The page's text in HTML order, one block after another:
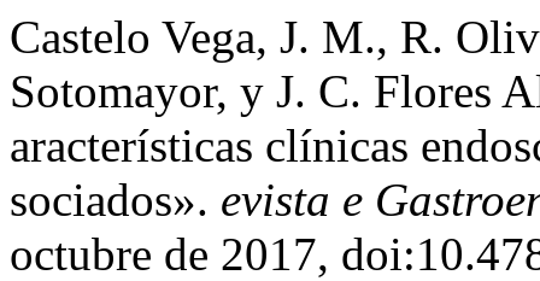
Castelo Vega, J. M., R.
Sotomayor, y J. C. Flores
aracterísticas clínicas
sociados». evista e
octubre de 2017,